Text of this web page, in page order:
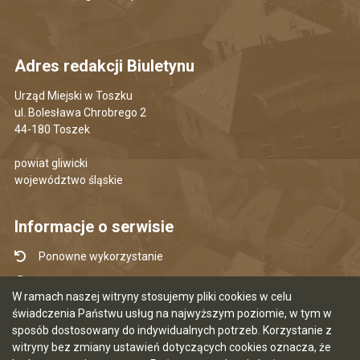
W ramach naszej witryny stosujemy pliki cookies w celu
świadczenia Państwu usług na najwyższym poziomie, w tym w
sposób dostosowany do indywidualnych potrzeb. Korzystanie z
witryny bez zmiany ustawień dotyczących cookies oznacza, że
Adres redakcji Biuletynu
Urząd Miejski w Toszku
ul. Bolesława Chrobrego 2
44-180 Toszek
powiat gliwicki
województwo śląskie
Informacje o serwisie
Ponowne wykorzystanie
Mapa serwisu
Instrukcja obsługi
Statystyki oglądalności